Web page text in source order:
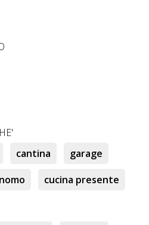
cantina
garage
cucina presente